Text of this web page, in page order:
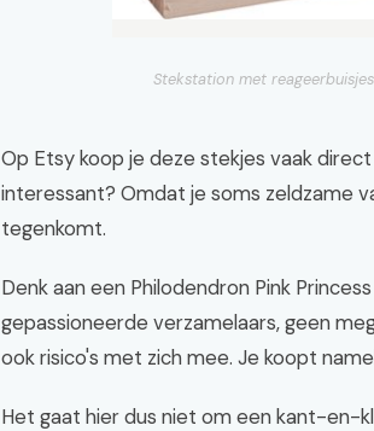
Stekstation met
Op Etsy koop je deze stekjes vaak
interessant? Omdat je soms zeldzame
tegenkomt.
Denk aan een Philodendron Pink
gepassioneerde verzamelaars, geen
ook risico's met zich mee. Je koopt
Het gaat hier dus niet om een kant-en-